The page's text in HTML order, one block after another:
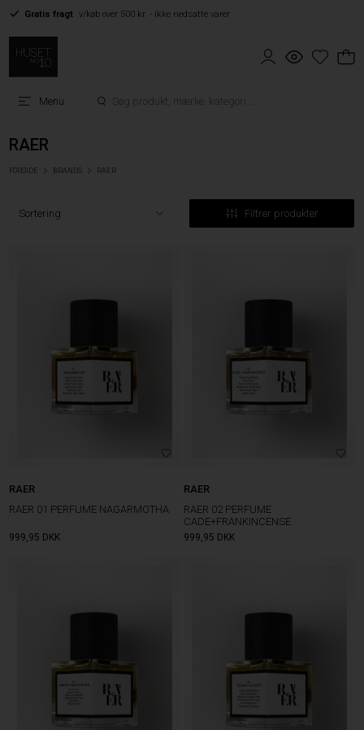
Gratis fragt v/køb over 500 kr. - ikke nedsatte varer
Menu
RAER
FORSIDE BRANDS RAER
Filtrer produkter
RAER
RAER 01 PERFUME NAGARMOTHA
999,95 DKK
RAER
RAER 02 PERFUME
CADE+FRANKINCENSE
999,95 DKK